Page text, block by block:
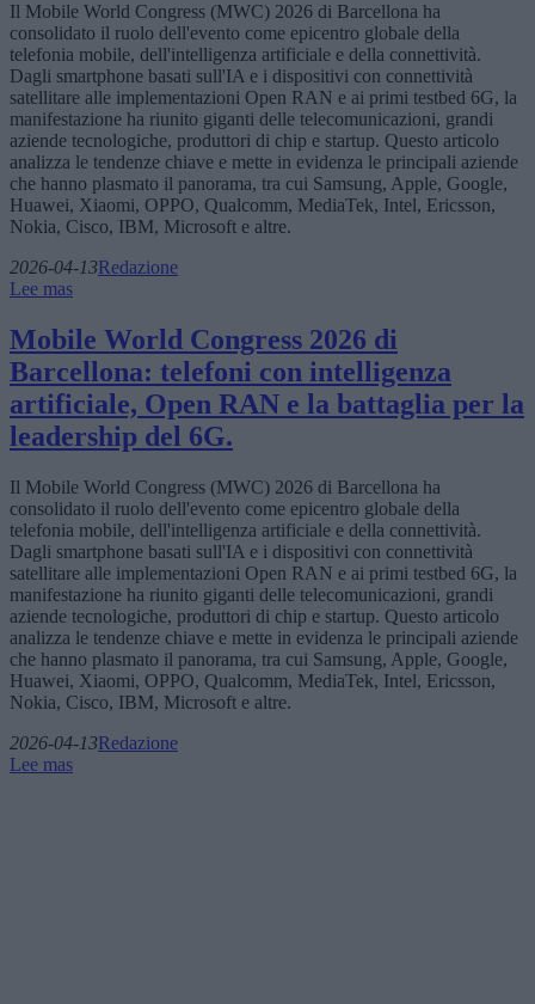
Il Mobile World Congress (MWC) 2026 di Barcellona ha
consolidato il ruolo dell'evento come epicentro globale della
telefonia mobile, dell'intelligenza artificiale e della connettività.
Dagli smartphone basati sull'IA e i dispositivi con connettività
satellitare alle implementazioni Open RAN e ai primi testbed 6G, la
manifestazione ha riunito giganti delle telecomunicazioni, grandi
aziende tecnologiche, produttori di chip e startup. Questo articolo
analizza le tendenze chiave e mette in evidenza le principali aziende
che hanno plasmato il panorama, tra cui Samsung, Apple, Google,
Huawei, Xiaomi, OPPO, Qualcomm, MediaTek, Intel, Ericsson,
Nokia, Cisco, IBM, Microsoft e altre.
2026-04-13Redazione
Lee mas
Mobile World Congress 2026 di
Barcellona: telefoni con intelligenza
artificiale, Open RAN e la battaglia per la
leadership del 6G.
Il Mobile World Congress (MWC) 2026 di Barcellona ha
consolidato il ruolo dell'evento come epicentro globale della
telefonia mobile, dell'intelligenza artificiale e della connettività.
Dagli smartphone basati sull'IA e i dispositivi con connettività
satellitare alle implementazioni Open RAN e ai primi testbed 6G, la
manifestazione ha riunito giganti delle telecomunicazioni, grandi
aziende tecnologiche, produttori di chip e startup. Questo articolo
analizza le tendenze chiave e mette in evidenza le principali aziende
che hanno plasmato il panorama, tra cui Samsung, Apple, Google,
Huawei, Xiaomi, OPPO, Qualcomm, MediaTek, Intel, Ericsson,
Nokia, Cisco, IBM, Microsoft e altre.
2026-04-13Redazione
Lee mas